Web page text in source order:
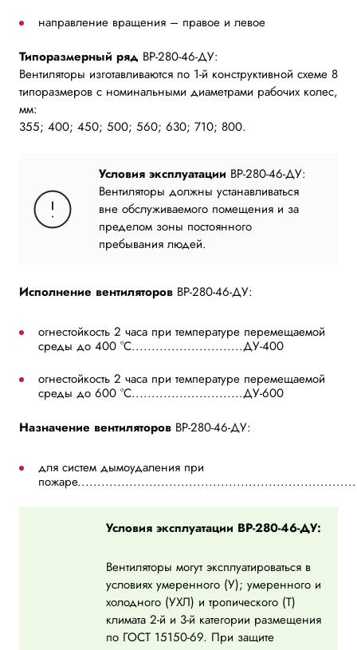
направление вращения – правое и левое
Типоразмерный ряд ВР-280-46-ДУ:
Вентиляторы изготавливаются по 1-й конструктивной схеме 8
типоразмеров с номинальными диаметрами рабочих колес,
мм:
355; 400; 450; 500; 560; 630; 710; 800.
Условия эксплуатации ВР-280-46-ДУ:
Вентиляторы должны устанавливаться
вне обслуживаемого помещения и за
пределом зоны постоянного
пребывания людей.
Исполнение вентиляторов ВР-280-46-ДУ:
огнестойкость 2 часа при температуре перемещаемой
среды до 400 °С............................ДУ-400
огнестойкость 2 часа при температуре перемещаемой
среды до 600 °С............................ДУ-600
Назначение вентиляторов ВР-280-46-ДУ:
для систем дымоудаления при
Условия эксплуатации ВР-280-46-ДУ:
Вентиляторы могут эксплуатироваться в
условиях умеренного (У); умеренного и
холодного (УХЛ) и тропического (Т)
климата 2-й и 3-й категории размещения
по ГОСТ 15150-69. При защите